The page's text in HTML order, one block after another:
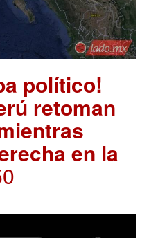
político!
retoman
en la